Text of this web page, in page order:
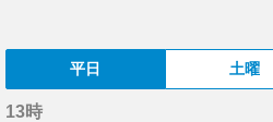
平日 土曜
13時